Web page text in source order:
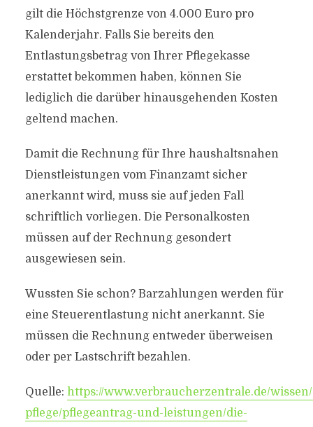
gilt die Höchstgrenze von 4.000 Euro pro
Kalenderjahr. Falls Sie bereits den
Entlastungsbetrag von Ihrer Pflegekasse
erstattet bekommen haben, können Sie
lediglich die darüber hinausgehenden Kosten
geltend machen.
Damit die Rechnung für Ihre haushaltsnahen
Dienstleistungen vom Finanzamt sicher
anerkannt wird, muss sie auf jeden Fall
schriftlich vorliegen. Die Personalkosten
müssen auf der Rechnung gesondert
ausgewiesen sein.
Wussten Sie schon? Barzahlungen werden für
eine Steuerentlastung nicht anerkannt. Sie
müssen die Rechnung entweder überweisen
oder per Lastschrift bezahlen.
Quelle: https://www.verbraucherzentrale.de/
pflege/pflegeantrag-und-leistungen/die-